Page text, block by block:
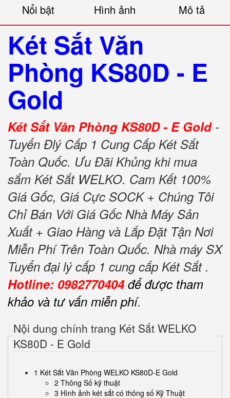
Nổi bật Hình ảnh Mô tả
Két Sắt Văn
Phòng KS80D - E
Gold
Két Sắt Văn Phòng KS80D - E Gold-
Tuyển Đlý Cấp 1 Cung Cấp Két Sắt
Toàn Quốc. Ưu Đãi Khủng khi mua
sắm Két Sắt WELKO. Cam Kết 100%
Giá Gốc, Giá Cực SOCK + Chúng Tôi
Chỉ Bán Với Giá Gốc Nhà Máy Sản
Xuất + Giao Hàng và Lắp Đặt Tận Nơi
Miễn Phí Trên Toàn Quốc. Nhà máy SX
Tuyển đại lý cấp 1 cung cấp Két Sắt .
Hotline: 0982770404để được tham
khảo và tư vấn miễn phí.
Nội dung chính trang Két Sắt WELKO
KS80D - E Gold
1 Két Sắt Văn Phòng WELKO KS80D-E Gold
2 Thông Số kỹ thuật
3 Hình ảnh két sắt có thông số Kỹ Thuật